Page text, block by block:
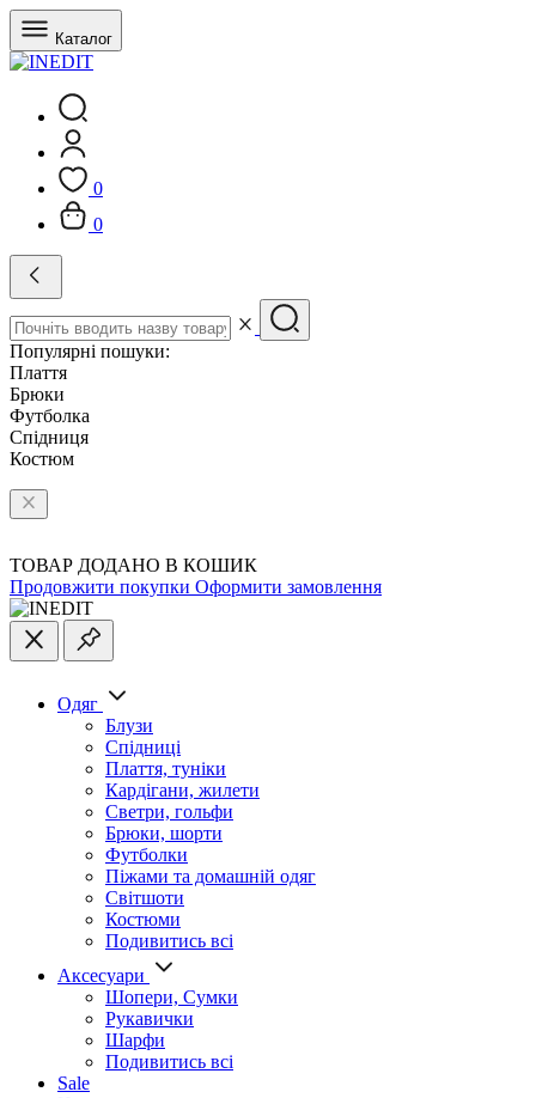
Каталог
0
0
Популярні пошуки:
Плаття
Брюки
Футболка
Спідниця
Костюм
ТОВАР ДОДАНО В КОШИК
Продовжити покупки Оформити замовлення
Одяг
Блузи
Спідниці
Плаття, туніки
Кардігани, жилети
Светри, гольфи
Брюки, шорти
Футболки
Піжами та домашній одяг
Світшоти
Костюми
Подивитись всі
Аксесуари
Шопери, Сумки
Рукавички
Шарфи
Подивитись всі
Sale